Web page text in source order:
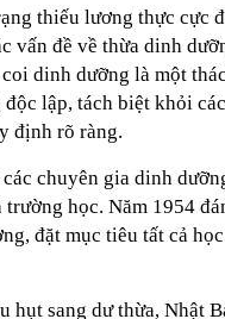
thiếu lương thực cực
vấn đề về thừa dinh
dinh dưỡng là một
lập, tách biệt khỏi
định rõ ràng.
chuyên gia dinh
học. Năm 1954
đặt mục tiêu tất cả
sang dư thừa, Nhật